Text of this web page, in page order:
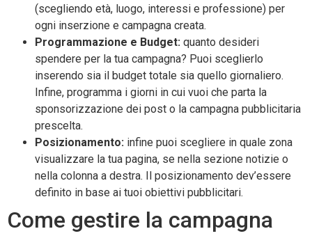
(scegliendo età, luogo, interessi e professione) per
ogni inserzione e campagna creata.
Programmazione e Budget: quanto desideri
spendere per la tua campagna? Puoi sceglierlo
inserendo sia il budget totale sia quello giornaliero.
Infine, programma i giorni in cui vuoi che parta la
sponsorizzazione dei post o la campagna pubblicitaria
prescelta.
Posizionamento: infine puoi scegliere in quale zona
visualizzare la tua pagina, se nella sezione notizie o
nella colonna a destra. Il posizionamento dev’essere
definito in base ai tuoi obiettivi pubblicitari.
Come gestire la campagna